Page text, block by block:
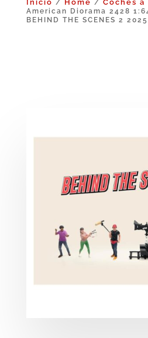
Inicio / Home / Coches a
American Diorama 2428
BEHIND THE SCENES 2 2025